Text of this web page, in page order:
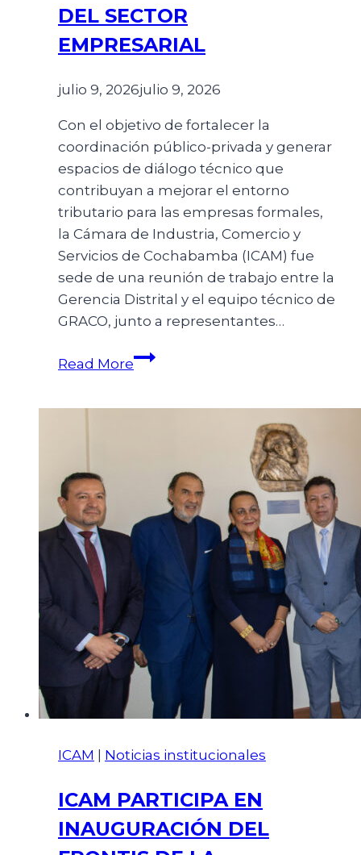
DEL SECTOR
EMPRESARIAL
julio 9, 2026julio 9, 2026
Con el objetivo de fortalecer la
coordinación público-privada y generar
espacios de diálogo técnico que
contribuyan a mejorar el entorno
tributario para las empresas formales,
la Cámara de Industria, Comercio y
Servicios de Cochabamba (ICAM) fue
sede de una reunión de trabajo entre la
Gerencia Distrital y el equipo técnico de
GRACO, junto a representantes…
Read More
ICAM Noticias institucionales
ICAM PARTICIPA EN
INAUGURACIÓN DEL